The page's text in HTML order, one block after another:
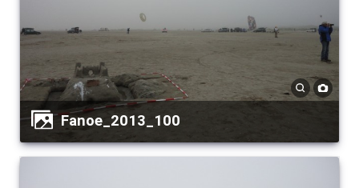
Fanoe_2013_100